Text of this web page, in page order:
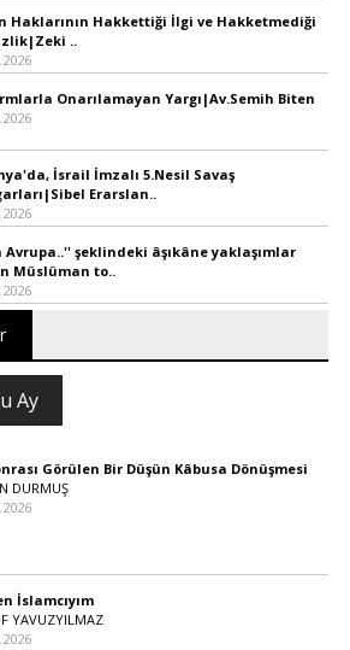
Haklarının Hakkettiği İlgi ve Hakketmediği
..
Onarılamayan Yargı|Av.Semih Biten
İsrail İmzalı 5.Nesil Savaş
Erarslan..
Avrupa..'' şeklindeki âşıkâne yaklaşımlar
Müslüman to..
Ay
Görülen Bir Düşün Kâbusa Dönüşmesi
DURMUŞ
İslamcıyım
YAVUZYILMAZ